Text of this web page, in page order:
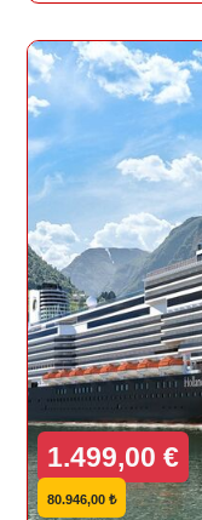
1.499,00 €
80.946,00 ₺